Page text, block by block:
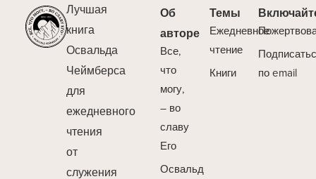
Лучшая
книга
Освальда
Чеймберса
для
ежедневного
чтения
от
служения
Об
авторе
Все,
что
могу,
– во
славу
Его
Освальд
Темы
Ежедневное
чтение
Книги
по email